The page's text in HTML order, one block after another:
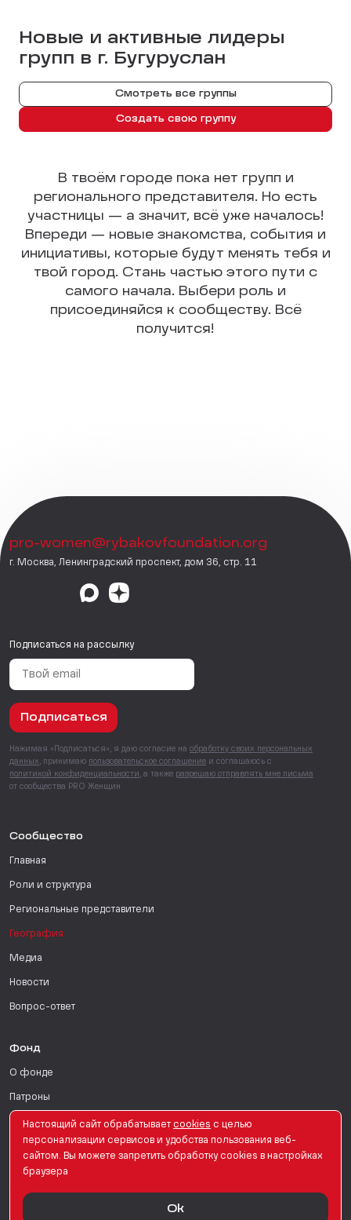
Новые и активные лидеры
групп в г. Бугуруслан
Смотреть все группы
Создать свою группу
В твоём городе пока нет групп и
регионального представителя. Но есть
участницы — а значит, всё уже началось!
Впереди — новые знакомства, события и
инициативы, которые будут менять тебя и
твой город. Стань частью этого пути с
самого начала. Выбери роль и
присоединяйся к сообществу. Всё
получится!
pro-women@rybakovfoundation.org
г. Москва, Ленинградский проспект, дом 36, стр. 11
Подписаться на рассылку
Подписаться
Нажимая «Подписаться», я даю согласие на обработку своих персональных
данных , принимаю пользовательское соглашение и соглашаюсь с
политикой конфиденциальности , а также разрешаю отправлять мне письма
от сообщества PRO Женщин.
Сообщество
Главная
Роли и структура
Региональные представители
География
Медиа
Новости
Вопрос-ответ
Фонд
О фонде
Патроны
Поддержать
Для СМИ
© PRO Женщин. Все права защищены. 2026
Настоящий сайт обрабатывает сookies с целью
персонализации сервисов и удобства пользования веб-
сайтом. Вы можете запретить обработку сookies в настройках
браузера
Ok